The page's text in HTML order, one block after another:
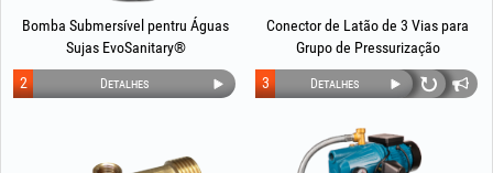
Bomba Submersível pentru Águas
Sujas EvoSanitary®
Detalhes
2
Conector de Latão de 3 Vias para
Grupo de Pressurização
Detalhes
3